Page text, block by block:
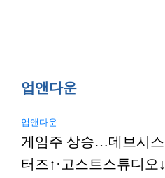
업앤다운
업앤다운
게임주 상승…데브시스
터즈↑·고스트스튜디오↓